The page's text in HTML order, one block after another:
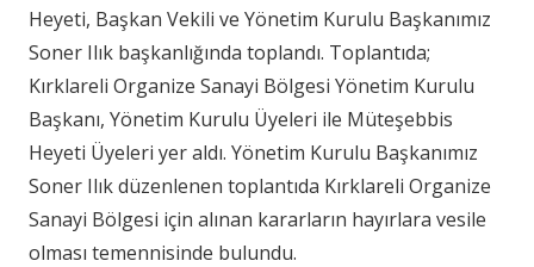
Heyeti, Başkan Vekili ve Yönetim Kurulu Başkanımız
Soner Ilık başkanlığında toplandı. Toplantıda;
Kırklareli Organize Sanayi Bölgesi Yönetim Kurulu
Başkanı, Yönetim Kurulu Üyeleri ile Müteşebbis
Heyeti Üyeleri yer aldı. Yönetim Kurulu Başkanımız
Soner Ilık düzenlenen toplantıda Kırklareli Organize
Sanayi Bölgesi için alınan kararların hayırlara vesile
olması temennisinde bulundu.